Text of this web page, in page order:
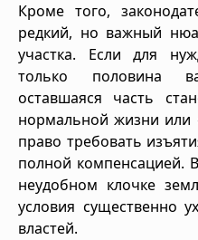
Кроме того,
редкий, но важный
участка. Если для
только половина
оставшаяся часть
нормальной жизни или
право требовать
полной компенсацией.
неудобном клочке
условия существенно
властей.